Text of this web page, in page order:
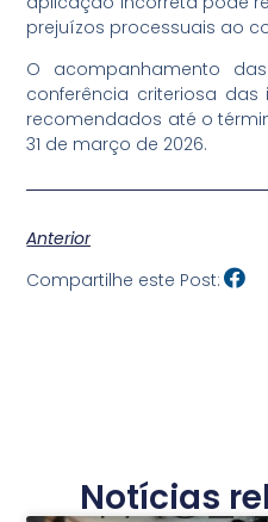
prejuízos processuais ao
O acompanhamento
conferência criteriosa
recomendados até o
31 de março de 2026.
Anterior
Compartilhe este Post:
Notícias